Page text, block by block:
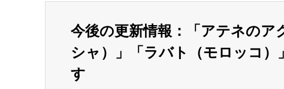
今後の更新情報：「アテネのア
シャ）」「ラバト（モロッコ）
す